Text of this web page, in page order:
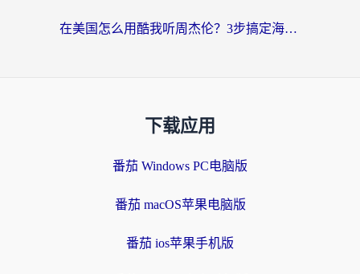
在美国怎么用酷我听周杰伦？3步搞定海外听歌难题
下载应用
番茄 Windows PC电脑版
番茄 macOS苹果电脑版
番茄 ios苹果手机版